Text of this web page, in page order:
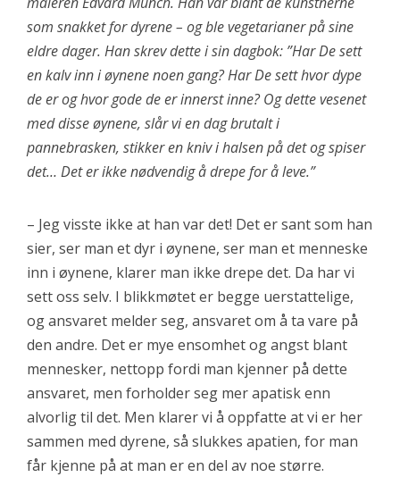
som snakket for dyrene – og ble vegetarianer på sine
eldre dager. Han skrev dette i sin dagbok: ”Har De sett
en kalv inn i øynene noen gang? Har De sett hvor dype
de er og hvor gode de er innerst inne? Og dette vesenet
med disse øynene, slår vi en dag brutalt i
pannebrasken, stikker en kniv i halsen på det og spiser
det… Det er ikke nødvendig å drepe for å leve.”
– Jeg visste ikke at han var det! Det er sant som han
sier, ser man et dyr i øynene, ser man et menneske
inn i øynene, klarer man ikke drepe det. Da har vi
sett oss selv. I blikkmøtet er begge uerstattelige,
og ansvaret melder seg, ansvaret om å ta vare på
den andre. Det er mye ensomhet og angst blant
mennesker, nettopp fordi man kjenner på dette
ansvaret, men forholder seg mer apatisk enn
alvorlig til det. Men klarer vi å oppfatte at vi er her
sammen med dyrene, så slukkes apatien, for man
får kjenne på at man er en del av noe større.